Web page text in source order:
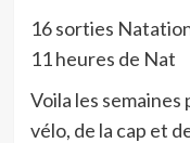
16 sorties
11 heures de Nat
Voila les
vélo, de la cap et